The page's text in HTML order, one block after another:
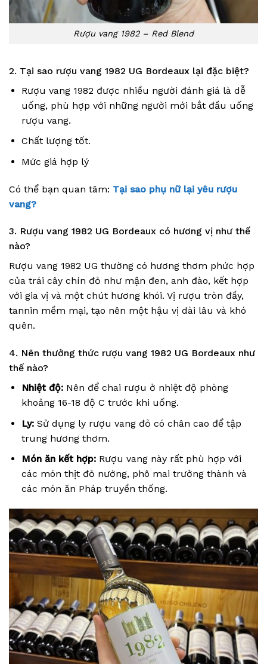
Rượu vang 1982 – Red Blend
2. Tại sao rượu vang 1982 UG Bordeaux lại đặc biệt?
Rượu vang 1982 được nhiều người đánh giá là dễ
uống, phù hợp với những người mới bắt đầu uống
rượu vang.
Chất lượng tốt.
Mức giá hợp lý
Có thể bạn quan tâm: Tại sao phụ nữ lại yêu rượu
vang?
3. Rượu vang 1982 UG Bordeaux có hương vị như thế
nào?
Rượu vang 1982 UG thường có hương thơm phức hợp
của trái cây chín đỏ như mận đen, anh đào, kết hợp
với gia vị và một chút hương khói. Vị rượu tròn đầy,
tannin mềm mại, tạo nên một hậu vị dài lâu và khó
quên.
4. Nên thưởng thức rượu vang 1982 UG Bordeaux như
thế nào?
Nhiệt độ:Nên để chai rượu ở nhiệt độ phòng
khoảng 16-18 độ C trước khi uống.
Ly:Sử dụng ly rượu vang đỏ có chân cao để tập
trung hương thơm.
Món ăn kết hợp:Rượu vang này rất phù hợp với
các món thịt đỏ nướng, phô mai trưởng thành và
các món ăn Pháp truyền thống.